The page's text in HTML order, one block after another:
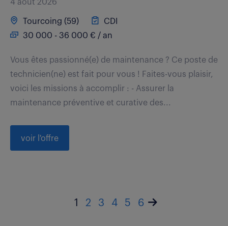
4 août 2026
Tourcoing (59)
CDI
30 000 - 36 000 € / an
Vous êtes passionné(e) de maintenance ? Ce poste de
technicien(ne) est fait pour vous ! Faites-vous plaisir,
voici les missions à accomplir : - Assurer la
maintenance préventive et curative des...
voir l'offre
1 2 3 4 5 6